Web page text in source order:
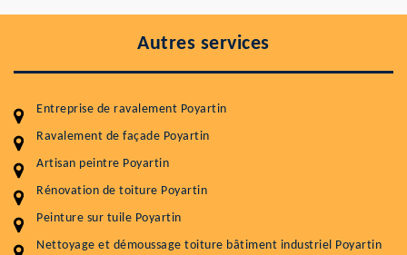
Autres services
Entreprise de ravalement Poyartin
Ravalement de façade Poyartin
Artisan peintre Poyartin
Rénovation de toiture Poyartin
Peinture sur tuile Poyartin
Nettoyage et démoussage toiture bâtiment industriel Poyartin
Entretenir votre toiture, c'est préserver sa
durabilité
Plus de 15 ans d'expérience en couverture et facade